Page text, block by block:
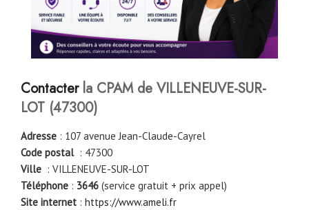
Contacterla CPAM de VILLENEUVE-SUR-
LOT (47300)
Adresse : 107 avenue Jean-Claude-Cayrel
Code postal: 47300
Ville : VILLENEUVE-SUR-LOT
Téléphone : 3646 (service gratuit + prix appel)
Site internet : https://www.ameli.fr